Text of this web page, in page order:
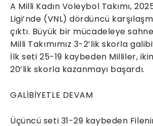
A Milli Kadın Voleybol Takımı,
Ligi’nde (VNL) dördüncü
çıktı. Büyük bir mücadeleye
Milli Takımımız 3-2’lik skorla
İlk seti 25-19 kaybeden Milliler,
20’lik skorla kazanmayı başardı.
GALİBİYETLE DEVAM
Üçüncü seti 31-29 kaybeden